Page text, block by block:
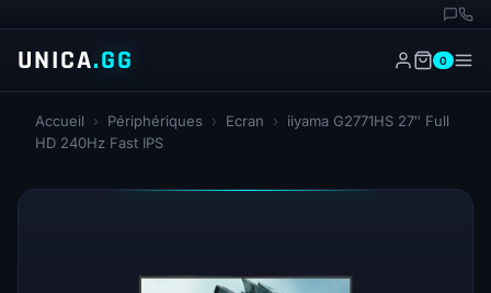
UNICA.GG 0
Accueil › Périphériques › Ecran ›
iiyama G2771HS 27″ Full
HD 240Hz Fast IPS